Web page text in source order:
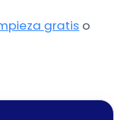
gratis o